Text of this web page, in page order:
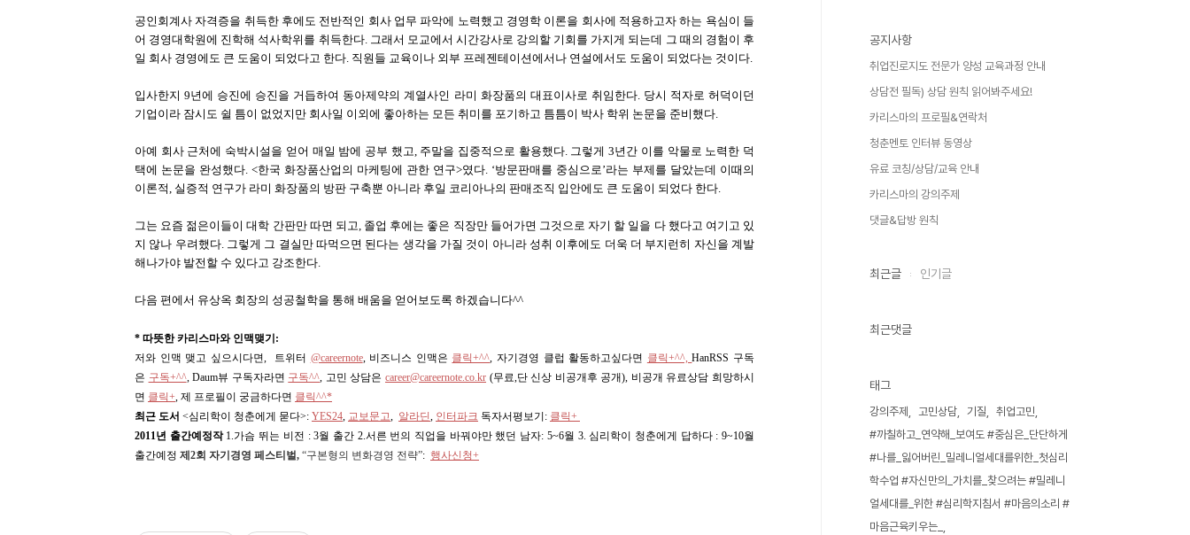
공인회계사 자격증을 취득한 후에도 전반적인 회사 업무 파악에 노력했고 경영학 이론을 회사에 적용하고자 하는 욕심이 들
어 경영대학원에 진학해 석사학위를 취득한다. 그래서 모교에서 시간강사로 강의할 기회를 가지게 되는데 그 때의 경험이 후
일 회사 경영에도 큰 도움이 되었다고 한다. 직원들 교육이나 외부 프레젠테이션에서나 연설에서도 도움이 되었다는 것이다.
입사한지 9년에 승진에 승진을 거듭하여 동아제약의 계열사인 라미 화장품의 대표이사로 취임한다. 당시 적자로 허덕이던
기업이라 잠시도 쉴 틈이 없었지만 회사일 이외에 좋아하는 모든 취미를 포기하고 틈틈이 박사 학위 논문을 준비했다.
아예 회사 근처에 숙박시설을 얻어 매일 밤에 공부 했고, 주말을 집중적으로 활용했다. 그렇게 3년간 이를 악물로 노력한 덕
택에 논문을 완성했다. <한국 화장품산업의 마케팅에 관한 연구>였다. ‘방문판매를 중심으로’라는 부제를 달았는데 이때의
이론적, 실증적 연구가 라미 화장품의 방판 구축뿐 아니라 후일 코리아나의 판매조직 입안에도 큰 도움이 되었다 한다.
그는 요즘 젊은이들이 대학 간판만 따면 되고, 졸업 후에는 좋은 직장만 들어가면 그것으로 자기 할 일을 다 했다고 여기고 있
지 않나 우려했다. 그렇게 그 결실만 따먹으면 된다는 생각을 가질 것이 아니라 성취 이후에도 더욱 더 부지런히 자신을 계발
해나가야 발전할 수 있다고 강조한다.
다음 편에서 유상옥 회장의 성공철학을 통해 배움을 얻어보도록 하겠습니다^^
* 따뜻한 카리스마와 인맥맺기:
저와 인맥 맺고 싶으시다면, 트위터 @careernote, 비즈니스 인맥은 클릭+^^, 자기경영 클럽 활동하고싶다면 클릭+^^,HanRSS 구독
은 구독+^^, Daum뷰 구독자라면 구독^^, 고민 상담은career@careernote.co.kr (무료,단 신상 비공개후 공개), 비공개 유료상담 희망하시
면 클릭+, 제 프로필이 궁금하다면 클릭^^*
최근 도서 <심리학이 청춘에게 묻다>: YES24, 교보문고, 알라딘, 인터파크 독자서평보기: 클릭+
2011년 출간예정작1.가슴 뛰는 비전 : 3월 출간 2.서른 번의 직업을 바꿔야만 했던 남자: 5~6월 3. 심리학이 청춘에게 답하다 : 9~10월
출간예정 제2회 자기경영 페스티벌, “구본형의 변화경영 전략”: 행사신청+
공지사항
취업진로지도 전문가 양성 교육과정 안내
상담전 필독) 상담 원칙 읽어봐주세요!
카리스마의 프로필&연락처
청춘멘토 인터뷰 동영상
유료 코칭/상담/교육 안내
카리스마의 강의주제
댓글&답방 원칙
최근글 인기글
최근댓글
태그
강의주제 고민상담 기질
취업고민
#까칠하고_연약해_보여도 #중심은_단단하게
#나를_잃어버린_밀레니얼세대를위한_첫심리
학수업 #자신만의_가치를_찾으려는 #밀레니
얼세대를_위한 #심리학지침서 #마음의소리 #
마음근육키우는_